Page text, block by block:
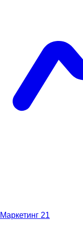
Маркетинг 21